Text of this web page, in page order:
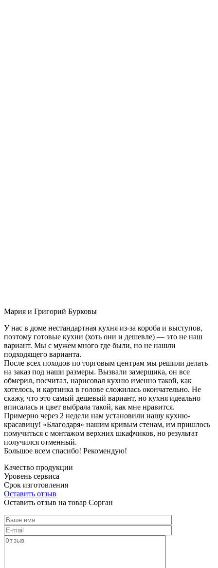
Мария и Григорий Бурковы
У нас в доме нестандартная кухня из-за короба и выступов,
поэтому готовые кухни (хоть они и дешевле) — это не наш
вариант. Мы с мужем много где были, но не нашли
подходящего варианта.
После всех походов по торговым центрам мы решили делать
на заказ под наши размеры. Вызвали замерщика, он все
обмерил, посчитал, нарисовал кухню именно такой, как
хотелось, и картинка в голове сложилась окончательно. Не
скажу, что это самый дешевый вариант, но кухня идеально
вписалась и цвет выбрала такой, как мне нравится.
Примерно через 2 недели нам установили нашу кухню-
красавицу! «Благодаря» нашим кривым стенам, им пришлось
помучиться с монтажом верхних шкафчиков, но результат
получился отменный.
Большое всем спасибо! Рекомендую!
Качество продукции
Уровень сервиса
Срок изготовления
Оставить отзыв
Оставить отзыв на товар Сорган